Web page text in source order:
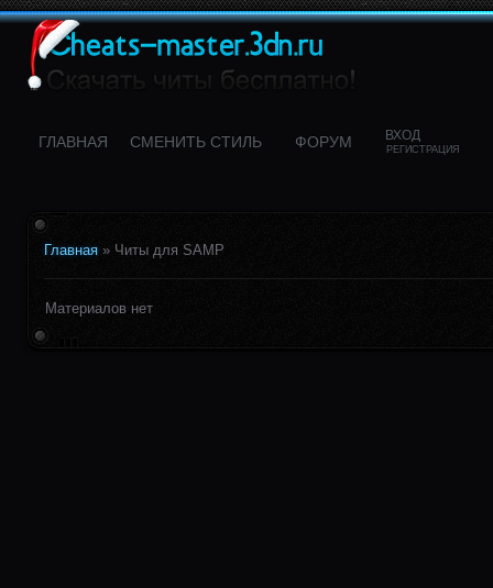
ГЛАВНАЯ CМЕНИТЬ СТИЛЬ ФОРУМ ВХОД
РЕГИСТРАЦИЯ
Главная » Читы для SAMP
Материалов нет